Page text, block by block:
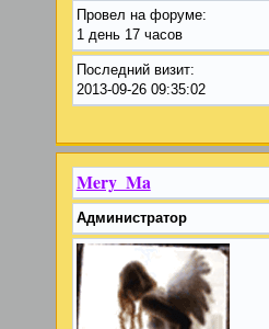
Провел на форуме:
1 день 17 часов
Последний визит:
2013-09-26 09:35:02
Mery_Ma
Администратор